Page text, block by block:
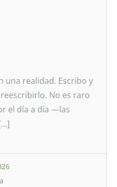
una realidad. Escribo y
No es raro
el día a día —las